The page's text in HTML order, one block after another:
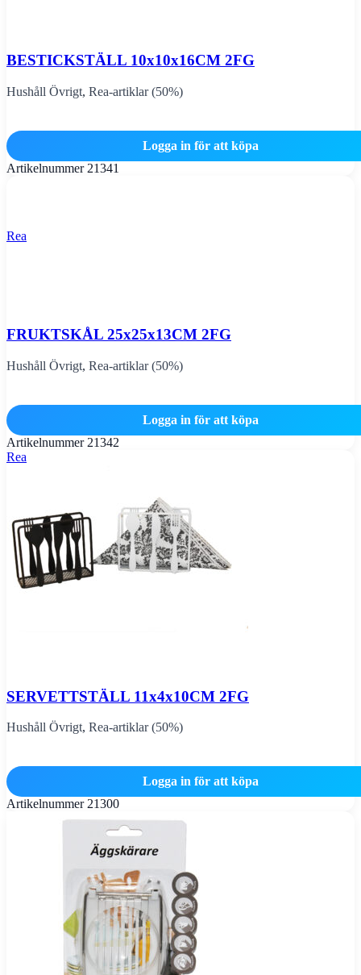
BESTICKSTÄLL 10x10x16CM 2FG
Hushåll Övrigt, Rea-artiklar (50%)
Logga in för att köpa
Artikelnummer 21341
Rea
FRUKTSKÅL 25x25x13CM 2FG
Hushåll Övrigt, Rea-artiklar (50%)
Logga in för att köpa
Artikelnummer 21342
Rea
SERVETTSTÄLL 11x4x10CM 2FG
Hushåll Övrigt, Rea-artiklar (50%)
Logga in för att köpa
Artikelnummer 21300